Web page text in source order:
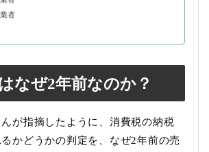
なぜ2年前なのか？
が指摘したように、消費税の納税
かどうかの判定を、なぜ2年前の売